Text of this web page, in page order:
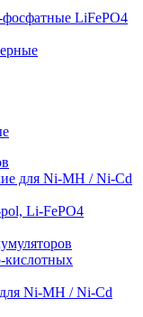
LiFePO4
для Ni-MH / Ni-Cd
Li-FePO4
кислотных
Ni-MH / Ni-Cd